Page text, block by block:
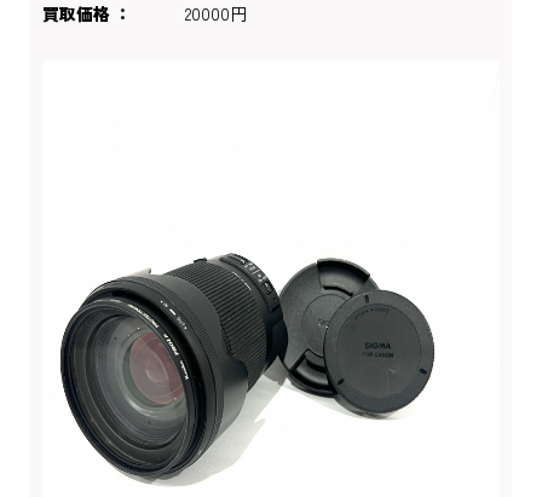
買取価格
20000円